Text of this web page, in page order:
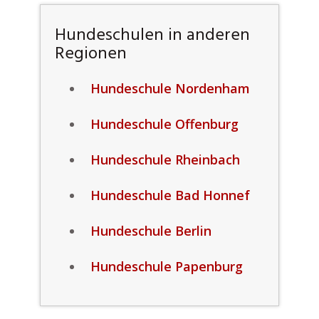
Hundeschulen in anderen
Regionen
Hundeschule Nordenham
Hundeschule Offenburg
Hundeschule Rheinbach
Hundeschule Bad Honnef
Hundeschule Berlin
Hundeschule Papenburg